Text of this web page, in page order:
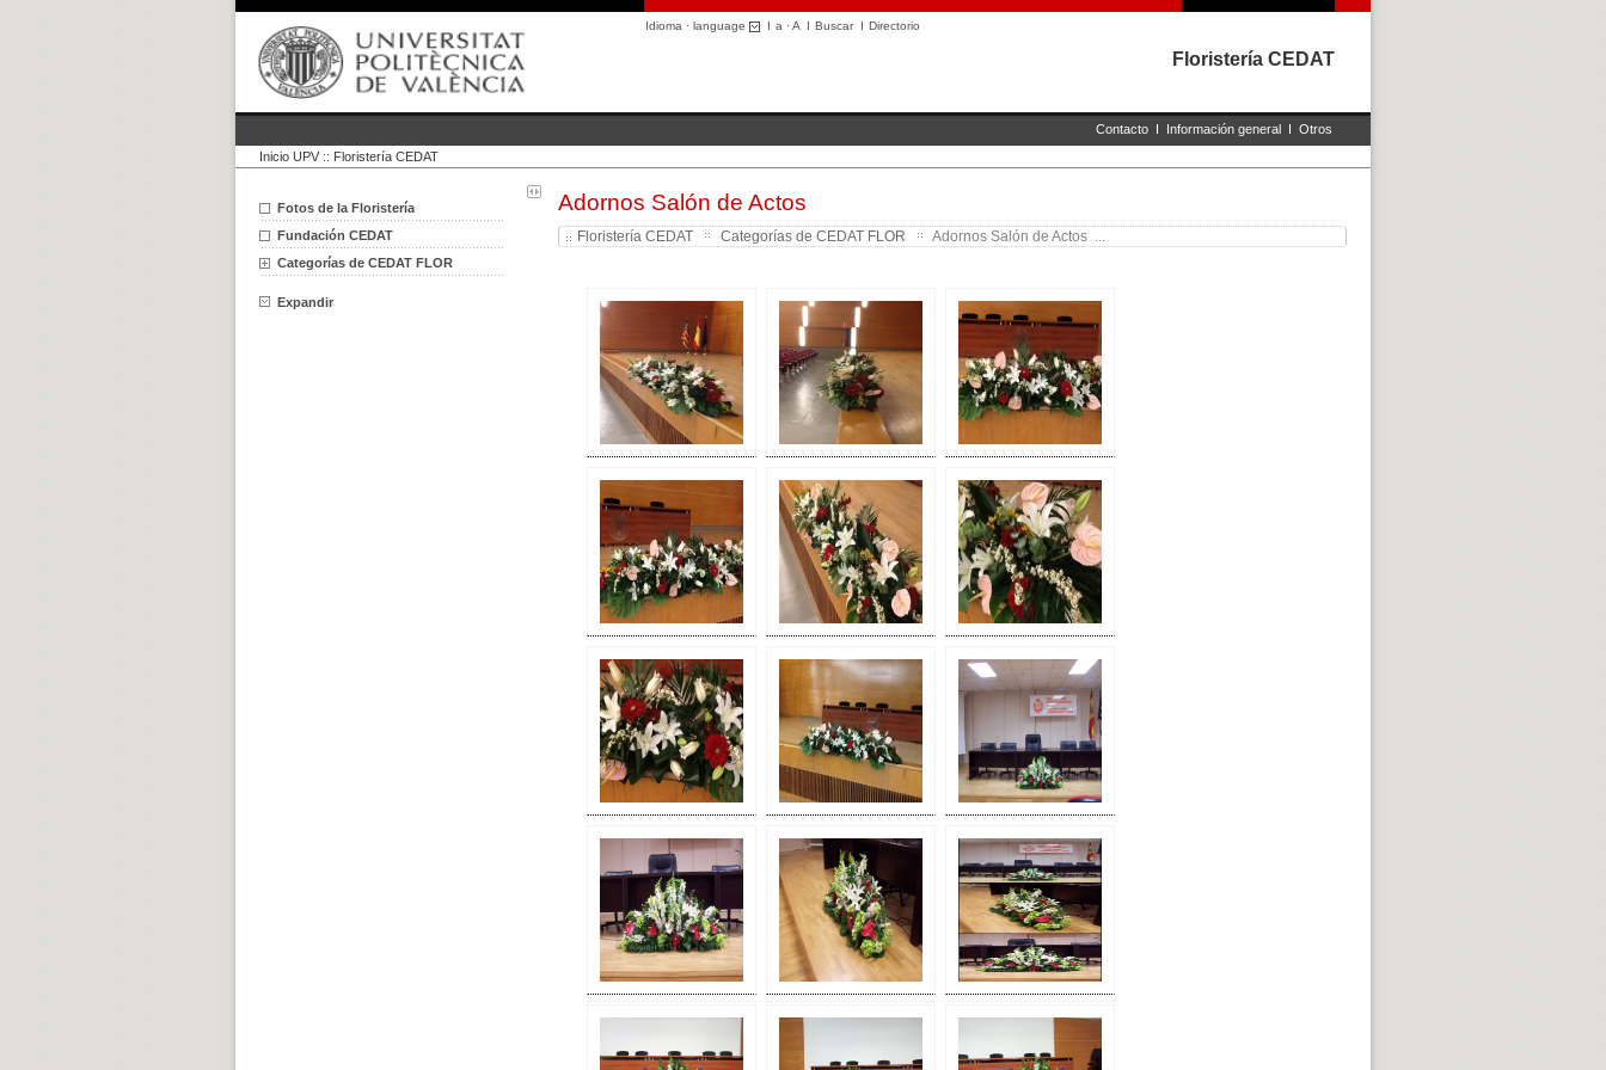
Idioma · language I a ·A I BuscarI Directorio
Floristería CEDAT
Contacto I Información general I Otros
Inicio UPV :: Floristería CEDAT
Fotos de la Floristería
Fundación CEDAT
Categorías de CEDAT FLOR
Expandir
Adornos Salón de Actos
Floristería CEDAT Categorías de CEDAT FLOR Adornos Salón de Actos ...